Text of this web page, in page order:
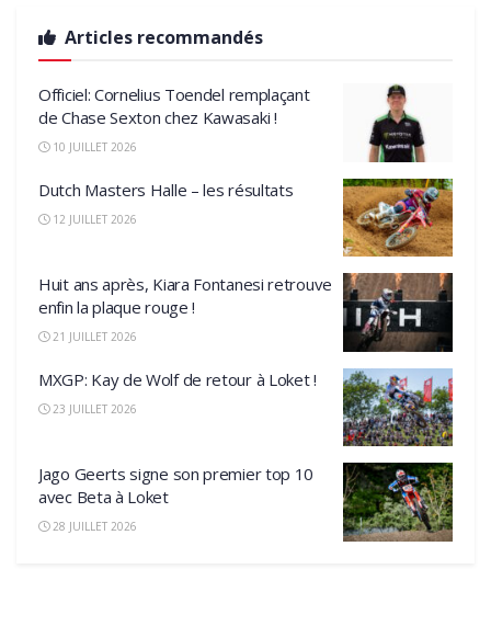
Articles recommandés
Officiel: Cornelius Toendel remplaçant
de Chase Sexton chez Kawasaki !
10 JUILLET 2026
Dutch Masters Halle – les résultats
12 JUILLET 2026
Huit ans après, Kiara Fontanesi retrouve
enfin la plaque rouge !
21 JUILLET 2026
MXGP: Kay de Wolf de retour à Loket !
23 JUILLET 2026
Jago Geerts signe son premier top 10
avec Beta à Loket
28 JUILLET 2026